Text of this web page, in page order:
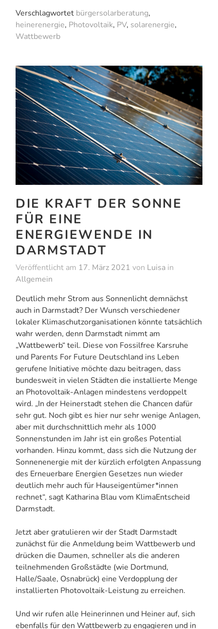
Verschlagwortet bürgersolarberatung,
heinerenergie, Photovoltaik, PV, solarenergie,
Wattbewerb
DIE KRAFT DER SONNE
FÜR EINE
ENERGIEWENDE IN
DARMSTADT
Veröffentlicht am 17. März 2021 von Luisa in
Allgemein
Deutlich mehr Strom aus Sonnenlicht demnächst
auch in Darmstadt? Der Wunsch verschiedener
lokaler Klimaschutzorganisationen könnte tatsächlich
wahr werden, denn Darmstadt nimmt am
„Wattbewerb“ teil. Diese von Fossilfree Karsruhe
und Parents For Future Deutschland ins Leben
gerufene Initiative möchte dazu beitragen, dass
bundesweit in vielen Städten die installierte Menge
an Photovoltaik-Anlagen mindestens verdoppelt
wird. „In der Heinerstadt stehen die Chancen dafür
sehr gut. Noch gibt es hier nur sehr wenige Anlagen,
aber mit durchschnittlich mehr als 1000
Sonnenstunden im Jahr ist ein großes Potential
vorhanden. Hinzu kommt, dass sich die Nutzung der
Sonnenenergie mit der kürzlich erfolgten Anpassung
des Erneuerbare Energien Gesetzes nun wieder
deutlich mehr auch für Hauseigentümer*innen
rechnet“, sagt Katharina Blau vom KlimaEntscheid
Darmstadt.
Jetzt aber gratulieren wir der Stadt Darmstadt
zunächst für die Anmeldung beim Wattbewerb und
drücken die Daumen, schneller als die anderen
teilnehmenden Großstädte (wie Dortmund,
Halle/Saale, Osnabrück) eine Verdopplung der
installierten Photovoltaik-Leistung zu erreichen.
Und wir rufen alle Heinerinnen und Heiner auf, sich
ebenfalls für den Wattbewerb zu engagieren und in